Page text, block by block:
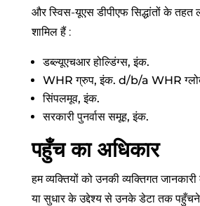
और स्विस-यूएस डीपीएफ सिद्धांतों के तहत
शामिल हैं:
डब्ल्यूएचआर होल्डिंग्स, इंक.
WHR ग्रुप, इंक. d/b/a WHR
सिंपलमूव, इंक.
सरकारी पुनर्वास समूह, इंक.
पहुँच का अधिकार
हम व्यक्तियों को उनकी व्यक्तिगत जानकारी
या सुधार के उद्देश्य से उनके डेटा तक